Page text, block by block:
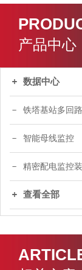
产品中心
数据中心
铁塔基站多回
智能母线监控
精密配电监控
查看全部